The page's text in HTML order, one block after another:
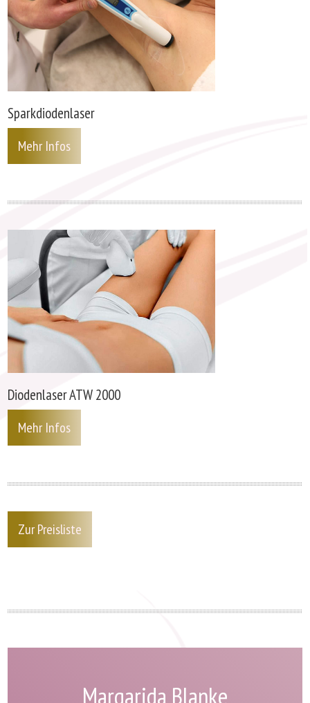
Sparkdiodenlaser
Mehr Infos
Diodenlaser ATW 2000
Mehr Infos
Zur Preisliste
Margarida Blanke